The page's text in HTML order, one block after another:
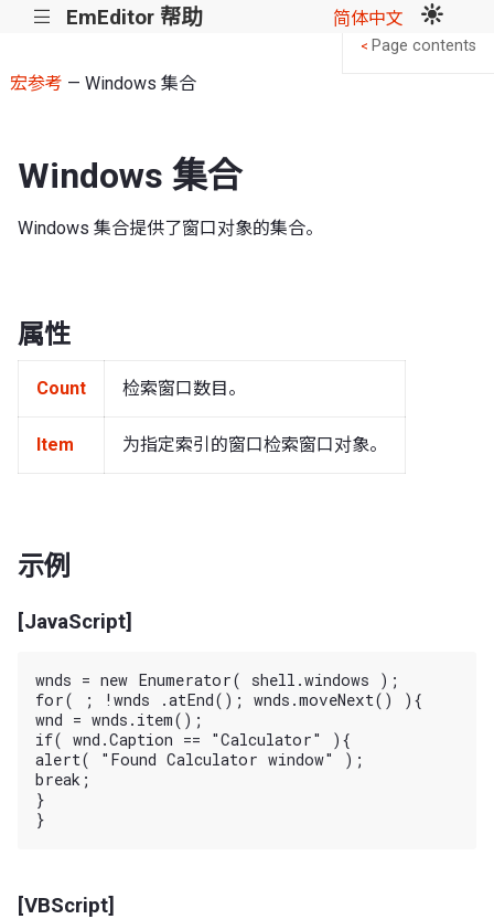
||| EmEditor 帮助 简体中文
宏参考 — Windows 集合
Windows 集合
Windows 集合提供了窗口对象的集合。
属性
Count 检索窗口数目。
Item 为指定索引的窗口检索窗口对象。
示例
[JavaScript]
wnds = new Enumerator( shell.windows );
for( ; !wnds .atEnd(); wnds.moveNext() ){
wnd = wnds.item();
if( wnd.Caption == "Calculator" ){
alert( "Found Calculator window" );
break;
}
[VBScript]
< Page contents